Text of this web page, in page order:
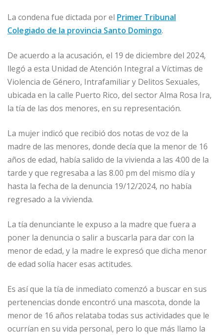
La condena fue dictada por el Primer Tribunal
Colegiado de la provincia Santo Domingo.
De acuerdo a la acusación, el 19 de diciembre del 2024,
llegó a esta Unidad de Atención Integral a Víctimas de
Violencia de Género, Intrafamiliar y Delitos Sexuales,
ubicada en la calle Puerto Rico, del sector Alma Rosa Ira,
la tía de las dos menores, en su representación.
La mujer indicó que recibió dos notas de voz de la
madre de las menores, donde decía que la menor de 16
años de edad, había salido de la vivienda a las 4:00 de la
tarde y que regresaba a las 8.00 pm del mismo día y
hasta la fecha de la denuncia 19/12/2024, no había
regresado a la vivienda.
La tía denunciante le expuso a la madre que fuera a
poner la denuncia o salir a buscarla para dar con la
menor de edad, y la madre le expresó que dicha menor
de edad solía hacer esas actitudes.
Es así que la tía de inmediato comenzó a buscar en sus
pertenencias donde encontró una mascota, donde la
menor de 16 años relataba todas sus actividades que le
ocurrían en su vida personal, pero lo que más llamo la